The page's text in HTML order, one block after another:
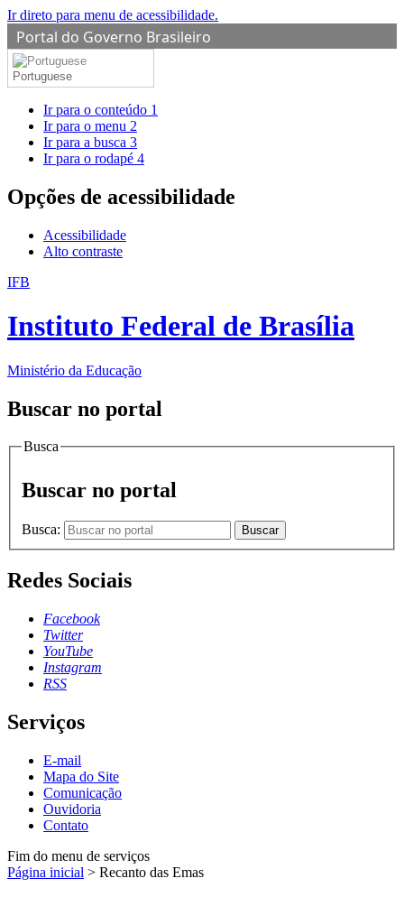
Ir direto para menu de acessibilidade.
Portal do Governo Brasileiro
Portuguese
Ir para o conteúdo 1
Ir para o menu 2
Ir para a busca 3
Ir para o rodapé 4
Opções de acessibilidade
Acessibilidade
Alto contraste
IFB
Instituto Federal de Brasília
Ministério da Educação
Buscar no portal
Busca
Buscar no portal
Busca: Buscar
Redes Sociais
Facebook
Twitter
YouTube
Instagram
RSS
Serviços
E-mail
Mapa do Site
Comunicação
Ouvidoria
Contato
Fim do menu de serviços
Página inicial > Recanto das Emas